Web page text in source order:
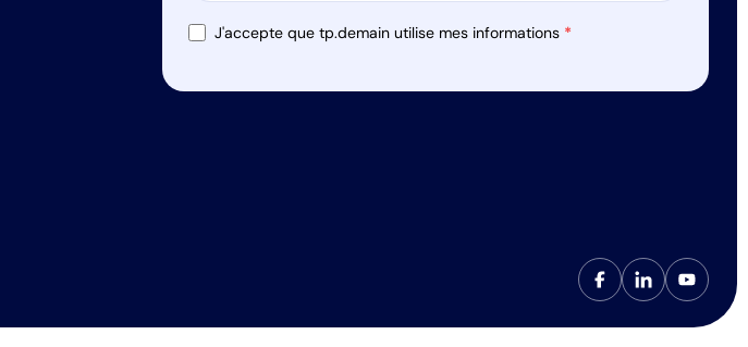
Section
J'accepte que tp.demain utilise mes informations *
la conformité avec les réglementations. Personnalisez vos préférences pour